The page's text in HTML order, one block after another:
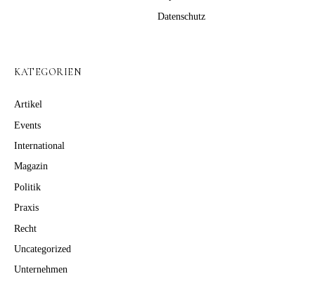
Datenschutz
KATEGORIEN
Artikel
Events
International
Magazin
Politik
Praxis
Recht
Uncategorized
Unternehmen